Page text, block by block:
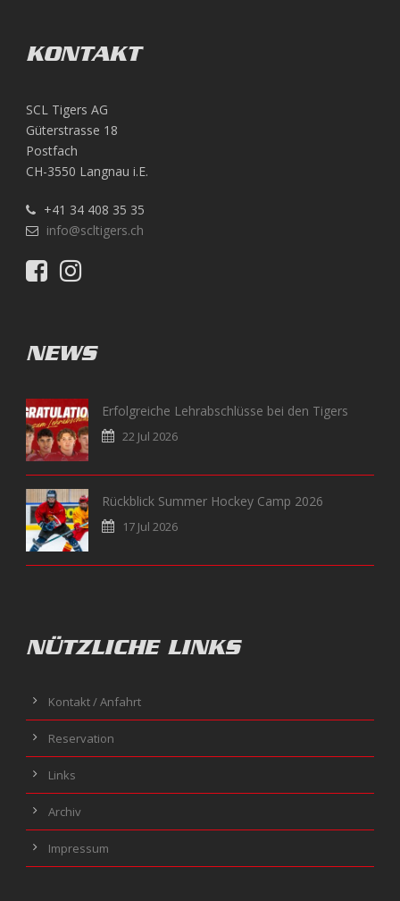
KONTAKT
SCL Tigers AG
Güterstrasse 18
Postfach
CH-3550 Langnau i.E.
+41 34 408 35 35
info@scltigers.ch
NEWS
Erfolgreiche Lehrabschlüsse bei den Tigers
22 Jul 2026
Rückblick Summer Hockey Camp 2026
17 Jul 2026
NÜTZLICHE LINKS
Kontakt / Anfahrt
Reservation
Links
Archiv
Impressum